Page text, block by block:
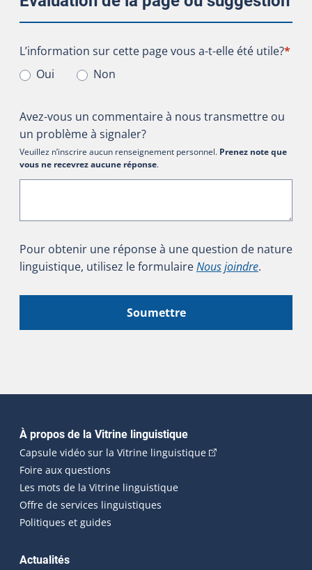
L’information sur cette page vous a-t-elle été utile?
L’information sur cette page vous a-t-elle été utile?*
Oui
Non
Avez-vous un commentaire à nous transmettre ou
un problème à signaler?
Veuillez n’inscrire aucun renseignement personnel. Prenez note que
vous ne recevrez aucune réponse.
Pour obtenir une réponse à une question de nature
linguistique, utilisez le formulaireNous joindre.
Soumettre
Navigation principale
À propos de la Vitrine linguistique
Capsule vidéo sur la Vitrine linguistique(Cet hyperlien
Foire aux questions
Les mots de la Vitrine linguistique
Offre de services linguistiques
Politiques et guides
Actualités